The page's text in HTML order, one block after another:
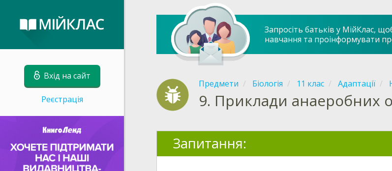
Вхід на сайт
Реєстрація
Запросіть батьків у МійКлас,
навчання та проінформувати
Предмети Біологія 11 клас Адаптації
9. Приклади анаеробних
Запитання: